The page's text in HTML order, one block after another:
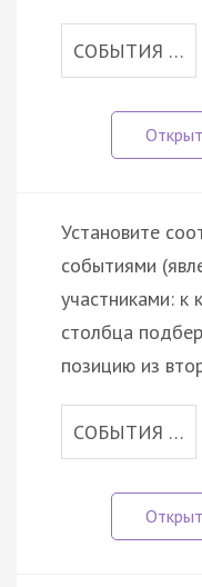
СОБЫТИЯ …
Установите
событиями
участниками: к
столбца
позицию из
СОБЫТИЯ …